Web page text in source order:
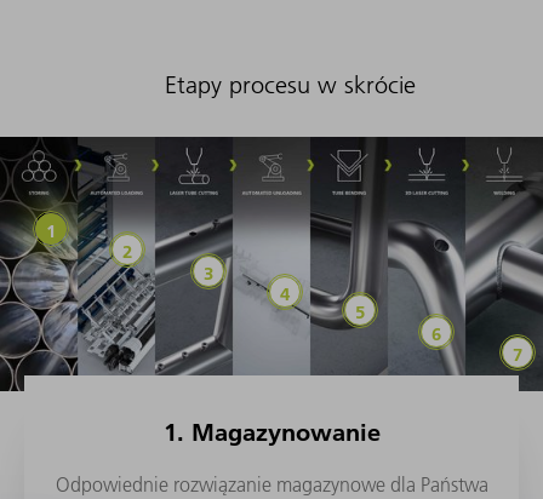
Etapy procesu w skrócie
Magazynowanie
Automatyczny załadunek
Laserowe cięcie rur
Automatyczny rozładunek
Gięcie rur
Cięcie
1. Magazynowanie
Odpowiednie rozwiązanie magazynowe dla Państwa